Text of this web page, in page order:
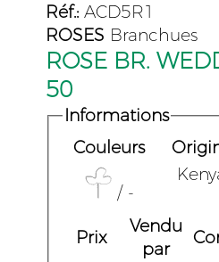
Réf.: ACD5R1
ROSES Branchues
ROSE BR.
50
Informations
Couleurs
/ -
Prix
Vendu
par